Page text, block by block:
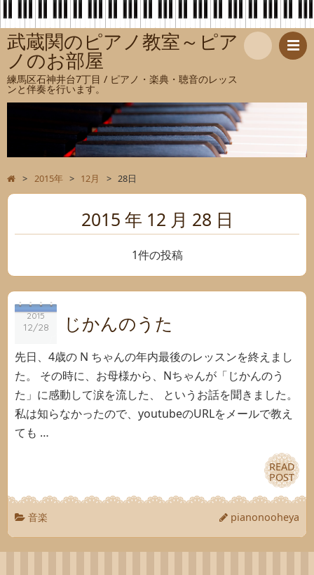
武蔵関のピアノ教室～ピア
ノのお部屋
練馬区石神井台7丁目 / ピアノ・楽典・聴音のレッス
ンと伴奏を行います。
索
> 2015年 > 12月 > 28日
2015 年 12 月 28 日
1件の投稿
2015
12/28
2015
12/28 じかんのうた
先日、4歳の N ちゃんの年内最後のレッスンを終えまし
た。 その時に、お母様から、Nちゃんが「じかんのう
た」に感動して涙を流した、 というお話を聞きました。
私は知らなかったので、youtubeのURLをメールで教え
ても …
READ
POST
READ
POST
音楽 pianonooheya